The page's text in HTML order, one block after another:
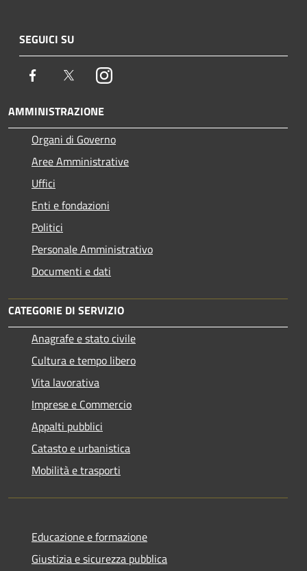
SEGUICI SU
Facebook TwitterInstagram
AMMINISTRAZIONE
Organi di Governo
Aree Amministrative
Uffici
Enti e fondazioni
Politici
Personale Amministrativo
Documenti e dati
CATEGORIE DI SERVIZIO
Anagrafe e stato civile
Cultura e tempo libero
Vita lavorativa
Imprese e Commercio
Appalti pubblici
Catasto e urbanistica
Mobilità e trasporti
Educazione e formazione
Giustizia e sicurezza pubblica